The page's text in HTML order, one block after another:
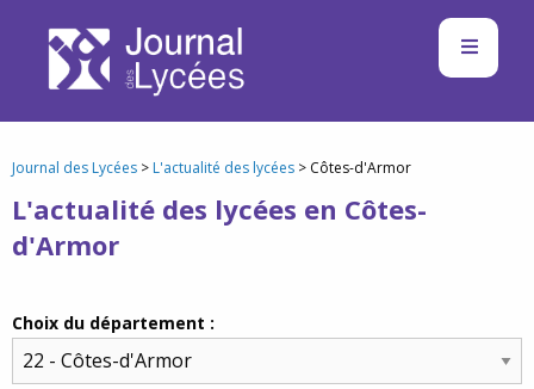
Journal des Lycées > L'actualité des lycées > Côtes-d'Armor
L'actualité des lycées en Côtes-
d'Armor
Choix du département :